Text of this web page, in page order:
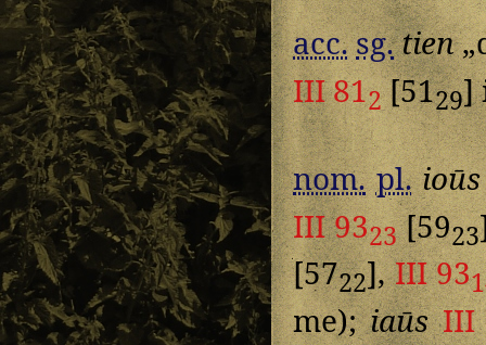
acc.sg.tien
III 812[5129]
nom. pl. ioūs
III 9323[5923
[5722],III 93
me);iaūs III